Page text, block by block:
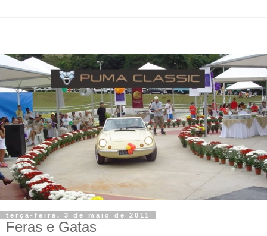
terça-feira, 3 de maio de 2011
Feras e Gatas